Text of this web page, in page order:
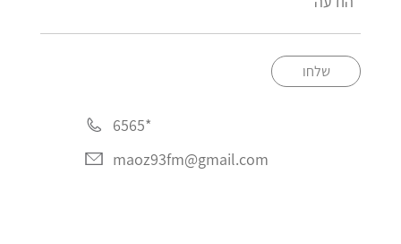
שלחו
*6565
maoz93fm@gmail.com